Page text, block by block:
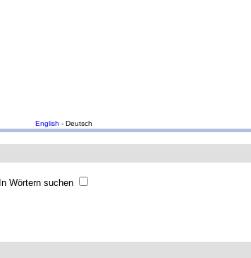
English - Deutsch
In Wörtern suchen